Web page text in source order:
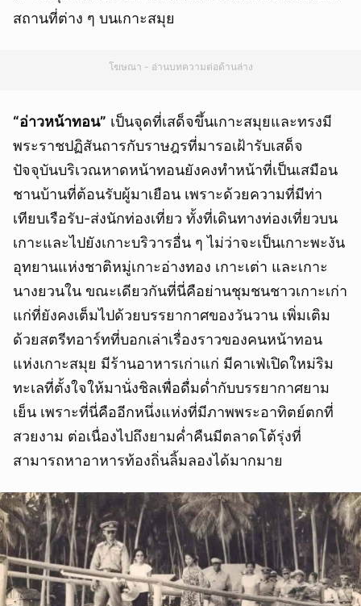
สถานที่ต่าง ๆ บนเกาะสมุย
โฆษณา - อ่านบทความต่อด้านล่าง
“อ่าวหน้าทอน” เป็นจุดที่เสด็จขึ้นเกาะสมุยและทรงมี
พระราชปฏิสันถารกับราษฎรที่มารอเฝ้ารับเสด็จ
ปัจจุบันบริเวณหาดหน้าทอนยังคงทำหน้าที่เป็นเสมือน
ชานบ้านที่ต้อนรับผู้มาเยือน เพราะด้วยความที่มีท่า
เทียบเรือรับ-ส่งนักท่องเที่ยว ทั้งที่เดินทางท่องเที่ยวบน
เกาะและไปยังเกาะบริวารอื่น ๆ ไม่ว่าจะเป็นเกาะพะงัน
อุทยานแห่งชาติหมู่เกาะอ่างทอง เกาะเต่า และเกาะ
นางยวนใน ขณะเดียวกันที่นี่คือย่านชุมชนชาวเกาะเก่า
แก่ที่ยังคงเต็มไปด้วยบรรยากาศของวันวาน เพิ่มเติม
ด้วยสตรีทอาร์ทที่บอกเล่าเรื่องราวของคนหน้าทอน
แห่งเกาะสมุย มีร้านอาหารเก่าแก่ มีคาเฟ่เปิดใหม่ริม
ทะเลที่ตั้งใจให้มานั่งชิลเพื่อดื่มด่ำกับบรรยากาศยาม
เย็น เพราะที่นี่คืออีกหนึ่งแห่งที่มีภาพพระอาทิตย์ตกที่
สวยงาม ต่อเนื่องไปถึงยามค่ำคืนมีตลาดโต้รุ่งที่
สามารถหาอาหารท้องถิ่นลิ้มลองได้มากมาย